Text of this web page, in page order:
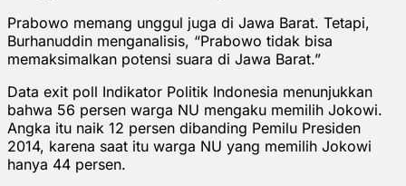
Prabowo memang unggul juga di Jawa Barat. Tetapi,
Burhanuddin menganalisis, “Prabowo tidak bisa
memaksimalkan potensi suara di Jawa Barat.”
Data exit poll Indikator Politik Indonesia menunjukkan
bahwa 56 persen warga NU mengaku memilih Jokowi.
Angka itu naik 12 persen dibanding Pemilu Presiden
2014, karena saat itu warga NU yang memilih Jokowi
hanya 44 persen.